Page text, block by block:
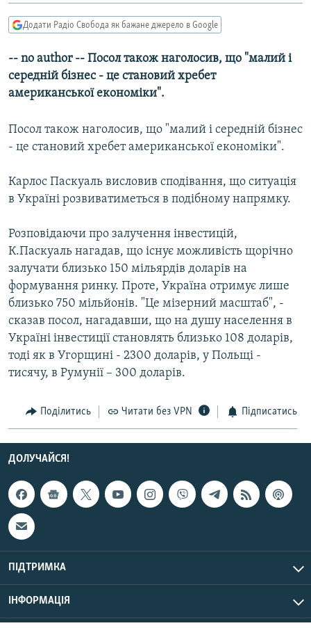
МУЛЬТИМЕДІА
СПЕЦПРОЄКТИ
ПОДКАСТИ
КРИМ РЕАЛІЇ
РУС
УКР
КТАТ
ДОЛУЧАЙСЯ!
Усі сайти RFE/RL
Додати Радіо Свобода як бажане джерело в Google
-- no author -- Посол також наголосив, що "малий i
середнiй бiзнес - це становий хребет
американської економiки".
Посол також наголосив, що "малий i середнiй бiзнес
- це становий хребет американської економiки".
Карлос Паскуаль висловив сподiвання, що ситуацiя
в Українi розвиватиметься в подiбному напрямку.
Розповiдаючи про залучення iнвестицiй,
К.Паскуаль нагадав, що iснує можливiсть щорічно
залучати близько 150 мільярдів доларів на
формування ринку. Проте, Україна отримує лише
близько 750 мільйонів. "Це мiзерний масштаб", -
сказав посол, нагадавши, що на душу населення в
Українi інвестиції становлять близько 108 доларів,
тоді як в Угорщинi - 2300 доларів, у Польщi -
тисячу, в Румунiї – 300 доларів.
Поділитись Читати без VPN Підписатись
ДОЛУЧАЙСЯ!
ПІДТРИМКА
ІНФОРМАЦІЯ